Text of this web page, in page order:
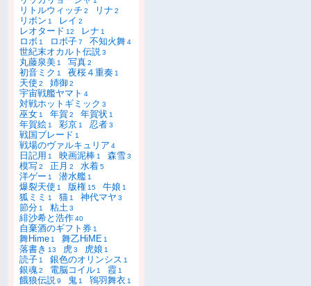
リトルウィッチ 2 リナ 2
リボン 1 レイ 2
レオタード 12 レナ 1
ロボ 1 ロボ子7 不知火舞4
世紀末オカルト伝説3
丸藤泉美 1 写真2
初音ミク 1 夜桜４重奏 1
天使 2 姉御2
宇宙戦艦ヤマト 4
対戦ホットギミック 3
巫女 1 年賀2 年賀状 1
年賀絵 1 彩京 1 忍者3
戦国ブレード 1
戦場のヴァルキュリア 4
日記用 1 映画泥棒 1 森雪3
模写2 正月 2 水着5
洋ゲー 1 潜水艦 1
爆裂天使 1 版権 15 牛娘 1
狐ミミ 1 猫 1 神代マヤ 3
節分 1 粘土3
緋沙希と浩作40
自棄酒のギフト券 1
舞Hime 1 舞乙HiME 1
落書き 13 虎3 虎娘 1
読子 1 銀色のオリンシス 1
銀魂2 電脳コイル 1 霞 1
餓狼伝説9 鬼 1 鴇羽舞衣 1